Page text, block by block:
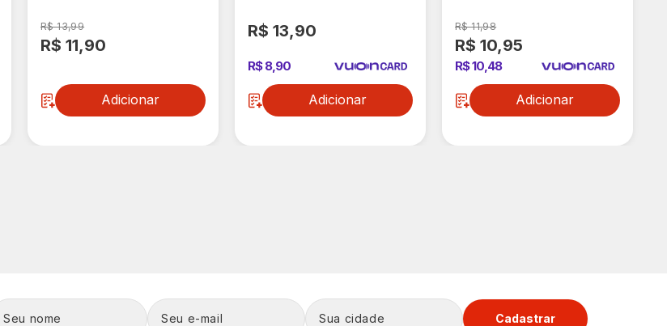
R$ 13,99
R$ 11,90
Adicionar
R$ 13,90
R$ 8,90
Adicionar
R$ 11,98
R$ 10,95
R$ 10,48
Adicionar
Cadastrar